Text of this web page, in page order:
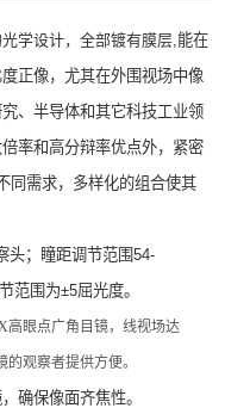
学设计，全部镀有膜层,能在
正像，尤其在外围视场中像
、半导体和其它科技工业领
率和高分辩率优点外，紧密
同需求，多样化的组合使其
头；瞳距调节范围54-
范围为±5屈光度。
高眼点广角目镜，线视场达
的观察者提供方便。
确保像面齐焦性。